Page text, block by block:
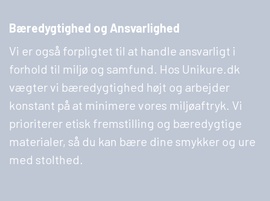
Bæredygtighed og Ansvarlighed
Vi er også forpligtet til at handle ansvarligt i
forhold til miljø og samfund. Hos Unikure.dk
vægter vi bæredygtighed højt og arbejder
konstant på at minimere vores miljøaftryk. Vi
prioriterer etisk fremstilling og bæredygtige
materialer, så du kan bære dine smykker og ure
med stolthed.